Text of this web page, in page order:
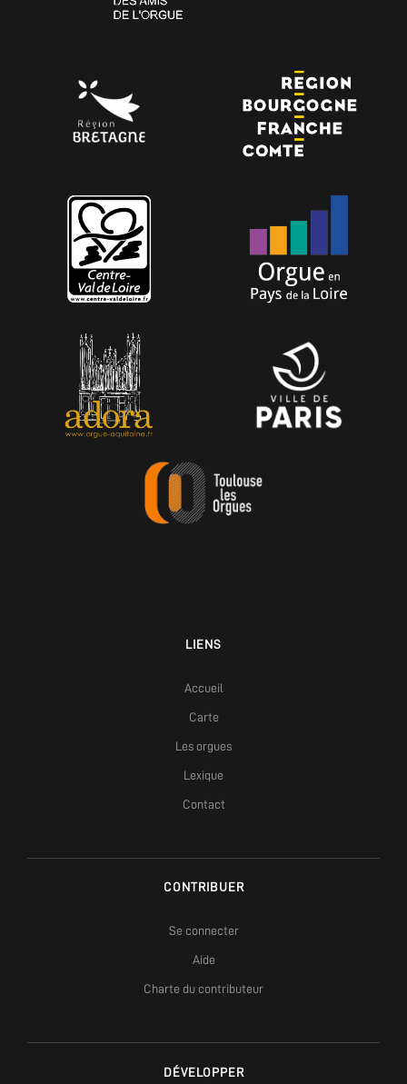
LIENS
Accueil
Carte
Les orgues
Lexique
Contact
CONTRIBUER
Se connecter
Aide
Charte du contributeur
DÉVELOPPER